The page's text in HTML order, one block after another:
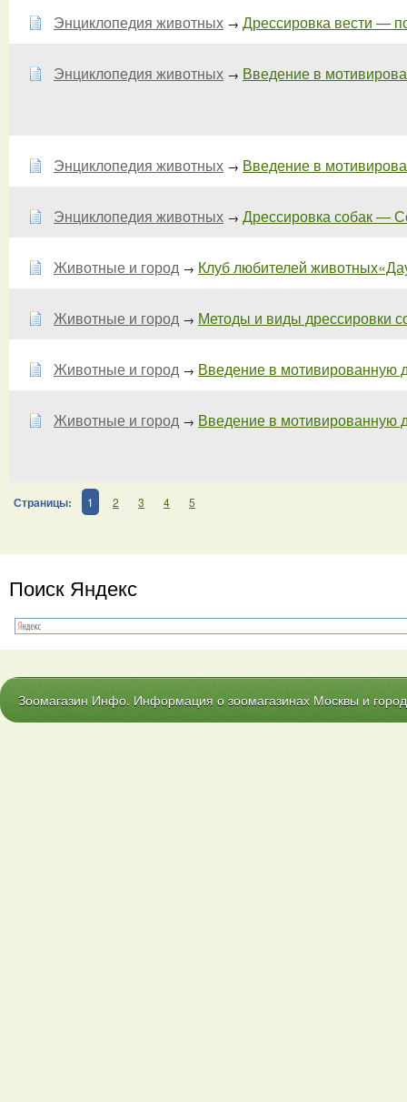
Энциклопедия животных → Дрессировка вести —
Энциклопедия животных → Введение в
Энциклопедия животных → Введение в
Энциклопедия животных → Дрессировка собак —
Животные и город → Клуб любителей
Животные и город → Методы и виды дрессировки
Животные и город → Введение в мотивированную
Животные и город → Введение в мотивированную
Страницы: 1 2 3 4 5
Поиск Яндекс
Зоомагазин Инфо. Информация о зоомагазинах Москвы и